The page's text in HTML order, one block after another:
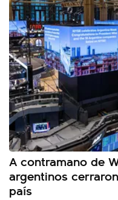
A contramano de
argentinos
país